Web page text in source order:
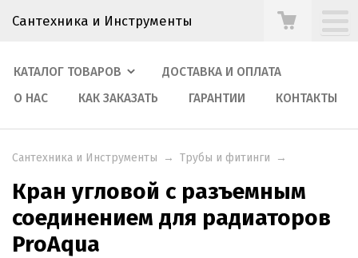
Сантехника и Инструменты
КАТАЛОГ ТОВАРОВ
ДОСТАВКА И ОПЛАТА
О НАС
КАК ЗАКАЗАТЬ ГАРАНТИИ КОНТАКТЫ
Сантехника и Инструменты → Трубы и фитинги →
Кран угловой с разъемным
соединением для радиаторов
ProAqua